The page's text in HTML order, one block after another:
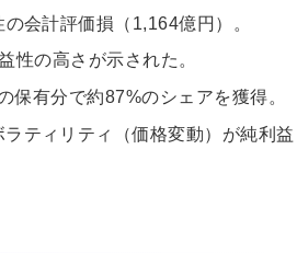
会計評価損（1,164億円）。
性の高さが示された。
有分で約87%のシェアを獲得。
ティリティ（価格変動）が純利益